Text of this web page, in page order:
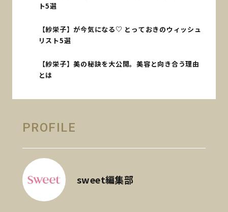
ト5選
【紗栄子】が今気になる♡ とっておきのウィッシュ
リスト5選
【紗栄子】美の秘訣を大公開。美容と向き合う理由
とは
PROFILE
sweet編集部